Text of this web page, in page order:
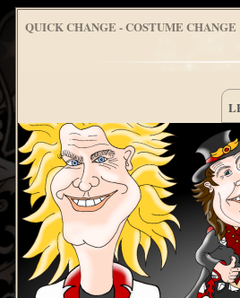
QUICK CHANGE - COSTUME CHANGE